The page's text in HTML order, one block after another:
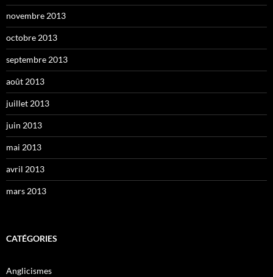
novembre 2013
octobre 2013
septembre 2013
août 2013
juillet 2013
juin 2013
mai 2013
avril 2013
mars 2013
CATÉGORIES
Anglicismes